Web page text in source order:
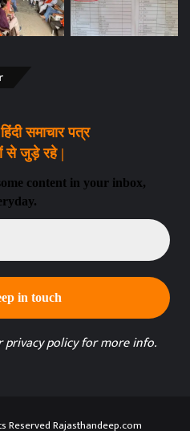
समाचार पत्र
से जुड़े रहे |
content in your inbox,
privacy policyfor more info.
Reserved Rajasthandeep.com